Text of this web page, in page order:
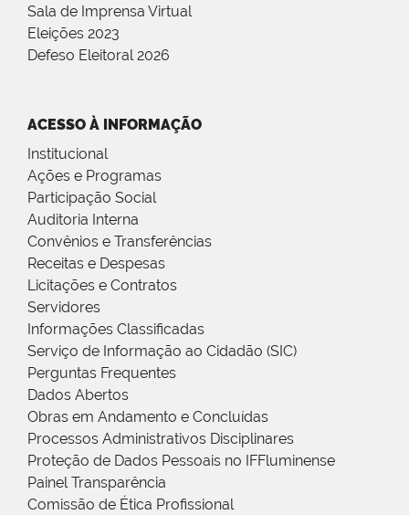
Sala de Imprensa Virtual
Eleições 2023
Defeso Eleitoral 2026
ACESSO À INFORMAÇÃO
Institucional
Ações e Programas
Participação Social
Auditoria Interna
Convênios e Transferências
Receitas e Despesas
Licitações e Contratos
Servidores
Informações Classificadas
Serviço de Informação ao Cidadão (SIC)
Perguntas Frequentes
Dados Abertos
Obras em Andamento e Concluídas
Processos Administrativos Disciplinares
Proteção de Dados Pessoais no IFFluminense
Painel Transparência
Comissão de Ética Profissional